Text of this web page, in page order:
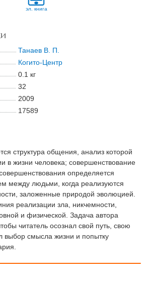
эл. книга
Танаев В. П.
Когито-Центр
0.1 кг
32
2009
17589
структура общения, анализ которой
в жизни человека; совершенствование
определяется
между людьми, когда реализуются
заложенные природой эволюцией.
реализации зла, никчемности,
и физической. Задача автора
читатель осознал свой путь, свою
выбор смысла жизни и попытку